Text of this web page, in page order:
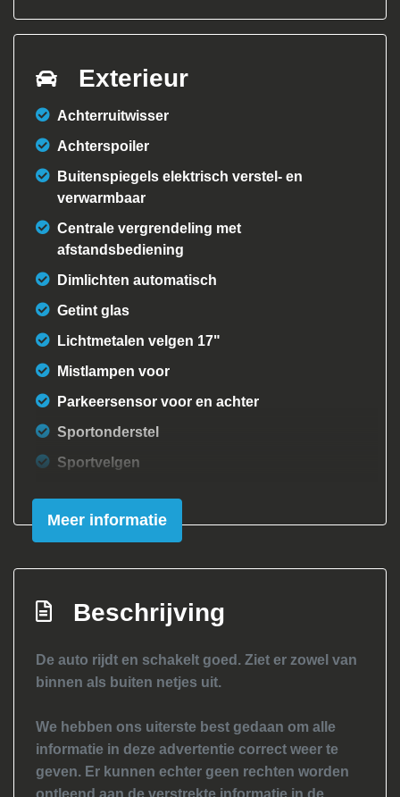
Exterieur
Achterruitwisser
Achterspoiler
Buitenspiegels elektrisch verstel- en
verwarmbaar
Centrale vergrendeling met
afstandsbediening
Dimlichten automatisch
Getint glas
Lichtmetalen velgen 17"
Mistlampen voor
Parkeersensor voor en achter
Sportonderstel
Sportvelgen
Verwarmde voorruit
Interieur
Achterbank in delen neerklapbaar
Airco automatisch
Binnenspiegel automatisch dimmend
Elektrische ramen achter
Elektrische ramen voor
Elektrische ramen voor en achter
Meer informatie
Beschrijving
De auto rijdt en schakelt goed. Ziet er zowel van
binnen als buiten netjes uit.
We hebben ons uiterste best gedaan om alle
informatie in deze advertentie correct weer te
geven. Er kunnen echter geen rechten worden
ontleend aan de verstrekte informatie in de